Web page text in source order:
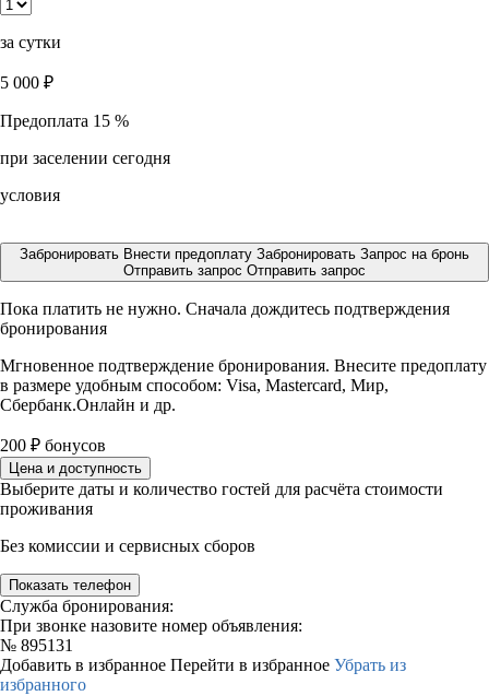
за сутки
5 000 ₽
Предоплата 15 %
при заселении сегодня
условия
Забронировать Внести предоплату Забронировать Запрос на бронь
Отправить запрос Отправить запрос
Пока платить не нужно. Сначала дождитесь подтверждения
бронирования
Мгновенное подтверждение бронирования. Внесите предоплату
в размере удобным способом: Visa, Mastercard, Мир,
Сбербанк.Онлайн и др.
200 ₽ бонусов
Цена и доступность
Выберите даты и количество гостей для расчёта стоимости
проживания
Без комиссии и сервисных сборов
Показать телефон
Служба бронирования:
При звонке назовите номер объявления:
№ 895131
Добавить в избранное Перейти в избранное Убрать из
избранного